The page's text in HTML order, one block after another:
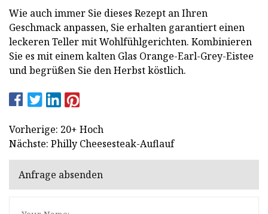
Wie auch immer Sie dieses Rezept an Ihren
Geschmack anpassen, Sie erhalten garantiert einen
leckeren Teller mit Wohlfühlgerichten. Kombinieren
Sie es mit einem kalten Glas Orange-Earl-Grey-Eistee
und begrüßen Sie den Herbst köstlich.
Vorherige: 20+ Hoch
Nächste: Philly Cheesesteak-Auflauf
Anfrage absenden